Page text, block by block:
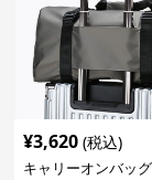
¥3,620 (税込)
キャリーオンバッ